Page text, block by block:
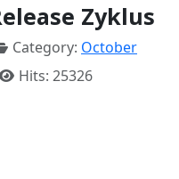
Zyklus
Category: October
Hits: 25326